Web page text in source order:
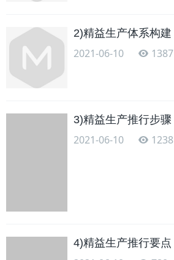
2)精益生产体系构建
2021-06-10 1387
3)精益生产推行步骤
2021-06-10 1238
4)精益生产推行要点